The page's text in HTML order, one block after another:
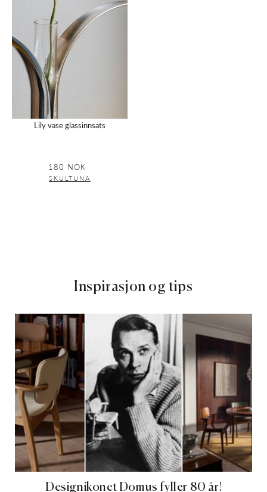
glassinnsats
Lily vase glassinnsats
Vanlig
pris
180 NOK
SKULTUNA
Inspirasjon og tips
Designikonet Domus fyller 80 år!